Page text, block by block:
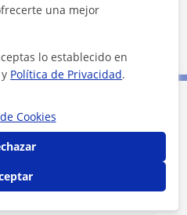
una mejor
lo establecido en
y Política de Privacidad.
Cookies